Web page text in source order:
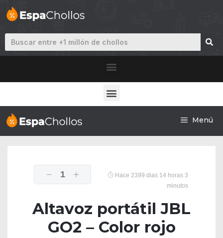
Menú
1
Hace 2399 dias 14 horas 3
minutos
Altavoz portátil JBL
GO2 – Color rojo